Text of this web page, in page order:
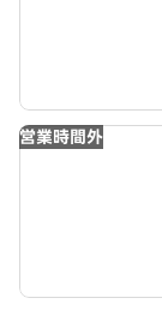
営業時間外